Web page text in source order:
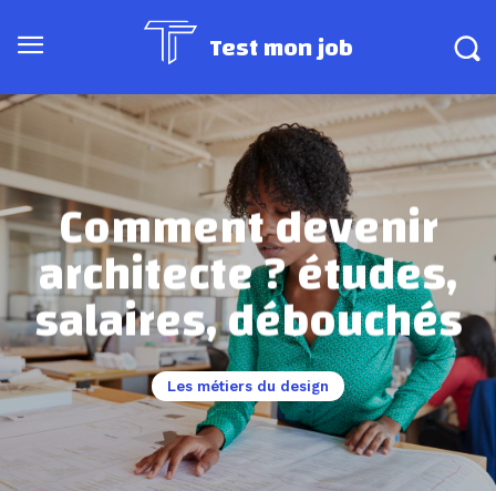
Test mon job
Comment devenir
architecte ? études,
salaires, débouchés
Les métiers du design